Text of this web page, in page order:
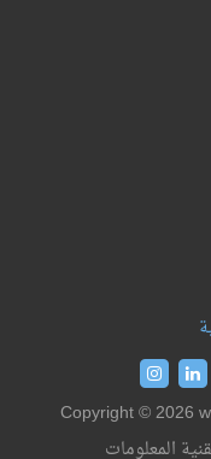
Copyright © 2026
المعلومات